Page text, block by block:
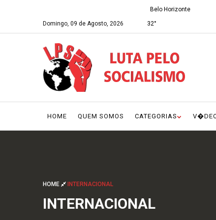
Domingo, 09 de Agosto, 2026
Belo Horizonte
32°
HOME QUEM SOMOS CATEGORIAS
HOME INTERNACIONAL
INTERNACIONAL